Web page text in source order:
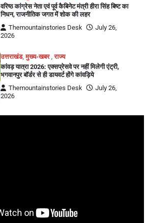
वरिष्ठ कांग्रेस नेता एवं पूर्व कैबिनेट मंत्री हीरा सिंह बिष्ट का
निधन, राजनीतिक जगत में शोक की लहर
Themountainstories Desk
July 26,
2026
उत्तराखंड,मुख्य-खबर,राज्य
कांवड़ यात्रा 2026: एक्सप्रेसवे पर नहीं मिलेगी एंट्री,
भगवानपुर बॉर्डर से ही डायवर्ट होंगे कांवड़िये
Themountainstories Desk
July 26,
2026